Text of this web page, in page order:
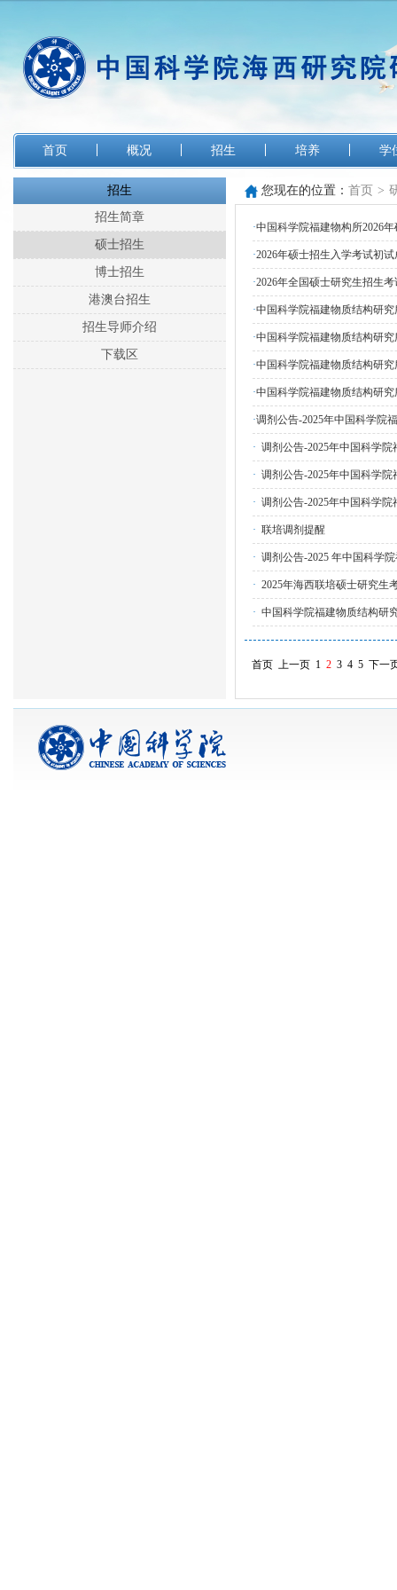
首页 概况 招生 培养 学
招生
招生简章
硕士招生
博士招生
港澳台招生
招生导师介绍
下载区
您现在的位置： 首页 >
·中国科学院福建物构所2026
·2026年硕士招生入学考试初
·2026年全国硕士研究生招生
·中国科学院福建物质结构研
·中国科学院福建物质结构研
·中国科学院福建物质结构研
·中国科学院福建物质结构研
·调剂公告-2025年中国科学院
· 调剂公告-2025年中国科学
· 调剂公告-2025年中国科学
· 调剂公告-2025年中国科学
· 联培调剂提醒
· 调剂公告-2025 年中国科学
· 2025年海西联培硕士研究生
· 中国科学院福建物质结构研
首页 上一页 1 2 3 4 5 下一